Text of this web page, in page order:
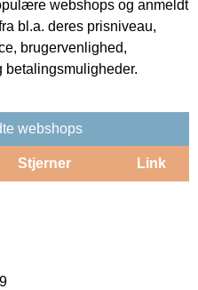
webshops og anmeldt
bl.a. deres prisniveau,
brugervenlighed,
betalingsmuligheder.
webshops
Stjerner Link